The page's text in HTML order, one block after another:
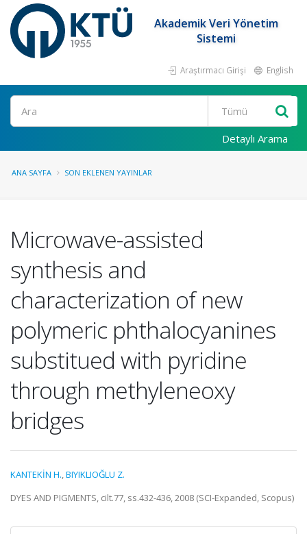
Akademik Veri Yönetim
Sistemi
Araştırmacı Girişi English
Ara
Detaylı Arama
ANA SAYFA SON EKLENEN YAYINLAR
Microwave-assisted
synthesis and
characterization of new
polymeric phthalocyanines
substitued with pyridine
through methyleneoxy
bridges
KANTEKİN H.,BIYIKLIOĞLU Z.
DYES AND PIGMENTS, cilt.77, ss.432-436, 2008 (SCI-Expanded, Scopus)